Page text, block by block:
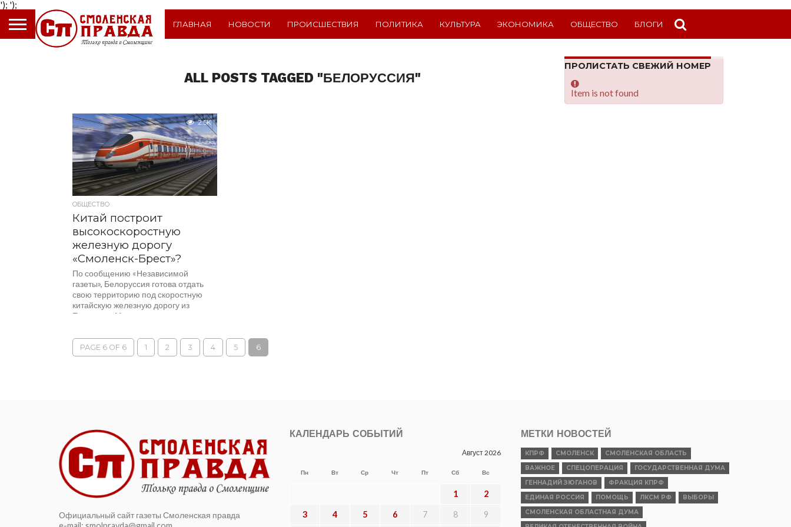
');
ГЛАВНАЯ НОВОСТИ ПРОИСШЕСТВИЯ ПОЛИТИКА КУЛЬТУРА ЭКОНОМИКА ОБЩЕСТВО БЛОГИ
ALL POSTS TAGGED "БЕЛОРУССИЯ"
2.5K
ОБЩЕСТВО
Китай построит
высокоскоростную
железную дорогу
«Смоленск-Брест»?
По сообщению «Независимой
газеты», Белоруссия готова отдать
свою территорию под скоростную
китайскую железную дорогу из
Европы до Минска с возможным
PAGE 6 OF 6 1 2 3 4 5 6
ПРОЛИСТАТЬ СВЕЖИЙ НОМЕР
Item is not found
Официальный сайт газеты Смоленская правда
КАЛЕНДАРЬ СОБЫТИЙ
Август 2026
Пн Вт Ср Чт Пт Сб Вс
1 2
3 4 5 6 7 8 9
МЕТКИ НОВОСТЕЙ
КПРФ СМОЛЕНСК
СМОЛЕНСКАЯ ОБЛАСТЬ
ВАЖНОЕ
СПЕЦОПЕРАЦИЯ
ГОСУДАРСТВЕННАЯ ДУМА
ГЕННАДИЙ ЗЮГАНОВ
ФРАКЦИЯ КПРФ
ЕДИНАЯ РОССИЯ
ПОМОЩЬ ЛКСМ РФ
ВЫБОРЫ
СМОЛЕНСКАЯ ОБЛАСТНАЯ ДУМА
');